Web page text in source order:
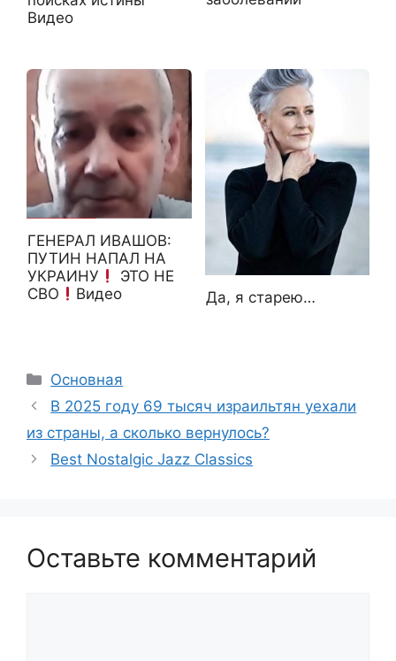
Видео
ГЕНЕРАЛ ИВАШОВ:
ПУТИН НАПАЛ НА
УКРАИНУ
ЭТО НЕ
СВО
Видео Да, я старею…
Рубрики
Основная
В 2025 году 69 тысяч израильтян уехали
из страны, а сколько вернулось?
Best Nostalgic Jazz Classics
Оставьте комментарий